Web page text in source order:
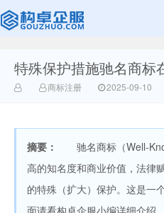
赣州兰之新知
特殊保护措施驰名商标
商标注册 2025-09-10
摘要：
驰名商标（Well-
高的知名度和商业价值，法律
的特殊（扩大）保护。这是一
面请看构卓企服小编详细介